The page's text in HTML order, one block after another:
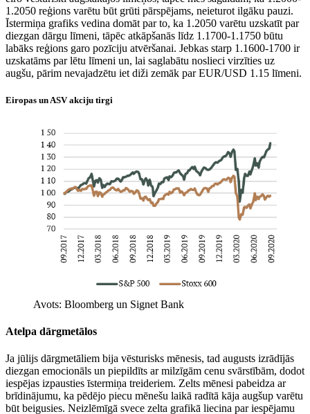
1.2050 reģions varētu būt grūti pārspējams, neieturot ilgāku pauzi.
Īstermiņa grafiks vedina domāt par to, ka 1.2050 varētu uzskatīt par
diezgan dārgu līmeni, tāpēc atkāpšanās līdz 1.1700-1.1750 būtu
labāks reģions garo pozīciju atvēršanai. Jebkas starp 1.1600-1700 ir
uzskatāms par lētu līmeni un, lai saglabātu noslieci virzīties uz
augšu, pārim nevajadzētu iet diži zemāk par EUR/USD 1.15 līmeni.
Eiropas un ASV akciju tirgi
Avots: Bloomberg un Signet Bank
Atelpa dārgmetālos
Ja jūlijs dārgmetāliem bija vēsturisks mēnesis, tad augusts izrādījās
diezgan emocionāls un piepildīts ar milzīgām cenu svārstībām, dodot
iespējas izpausties īstermiņa treideriem. Zelts mēnesi pabeidza ar
brīdinājumu, ka pēdējo piecu mēnešu laikā radītā kāja augšup varētu
būt beigusies. Neizlēmīgā svece zelta grafikā liecina par iespējamu